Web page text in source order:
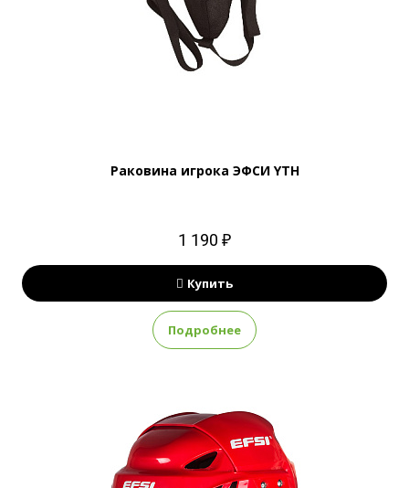
Раковина игрока ЭФСИ YTH
1 190 ₽
Купить
Подробнее